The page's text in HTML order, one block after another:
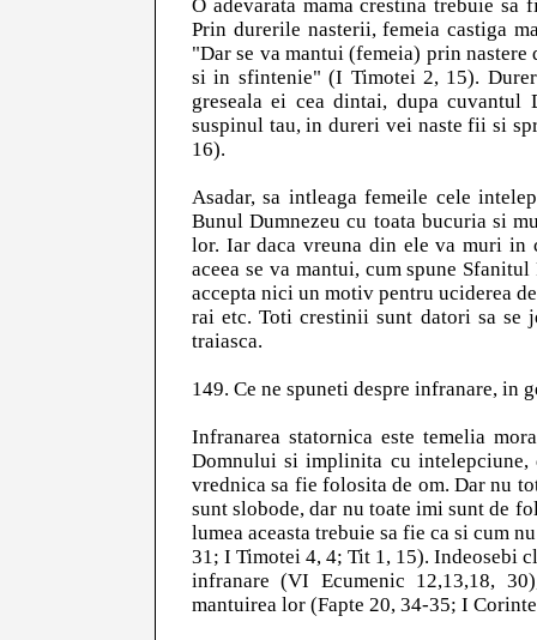
O adevarata mama crestina trebuie sa
Prin durerile nasterii, femeia castiga
"Dar se va mantui (femeia) prin
si in sfintenie" (I Timotei 2, 15).
greseala ei cea dintai, dupa
suspinul tau, in dureri vei naste fii si
16).
Asadar, sa intleaga femeile cele
Bunul Dumnezeu cu toata bucuria si
lor. Iar daca vreuna din ele va muri in
aceea se va mantui, cum spune
accepta nici un motiv pentru uciderea
rai etc. Toti crestinii sunt datori sa se
traiasca.
149. Ce ne spuneti despre infranare, in
Infranarea statornica este temelia
Domnului si implinita cu intelepciune,
vrednica sa fie folosita de om. Dar nu
sunt slobode, dar nu toate imi sunt de
lumea aceasta trebuie sa fie ca si cum
31; I Timotei 4, 4; Tit 1, 15). Indeosebi
infranare (VI Ecumenic 12,13,18,
mantuirea lor (Fapte 20, 34-35; I